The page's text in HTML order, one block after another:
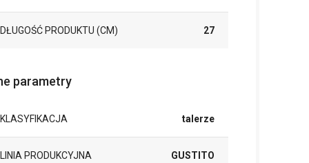
DŁUGOŚĆ PRODUKTU (CM) 27
parametry
KLASYFIKACJA talerze
LINIA PRODUKCYJNA GUSTITO